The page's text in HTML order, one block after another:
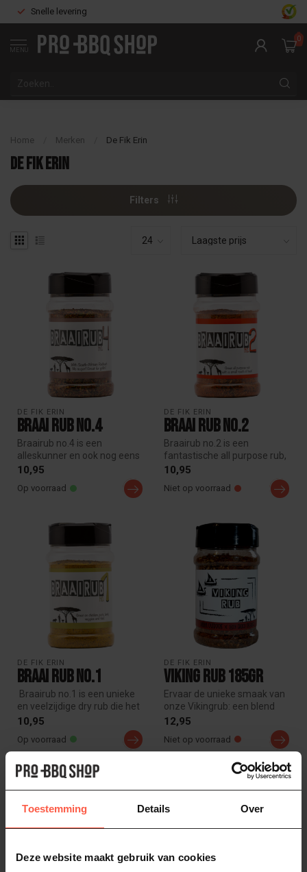
Toestemming Details Over
Deze website maakt gebruik van cookies
Snelle levering
MENU
0
Home Merken De Fik Erin
De Fik Erin
Filters
DE FIK ERIN
Braai Rub No.4
Braairub no.4 is een
alleskunner en ook nog eens
suikervrij. Het
10,95
Op voorraad
DE FIK ERIN
Braai Rub No.2
Braairub no.2 is een
fantastische all purpose rub,
de basis van deze rub is
10,95
Niet op voorraad
DE FIK ERIN
Braai Rub No.1
Braairub no.1 is een unieke
en veelzijdige dry rub die het
heerlijk doet op var...
10,95
Op voorraad
DE FIK ERIN
Viking rub 185gr
Ervaar de unieke smaak van
onze Vikingrub: een blend
van gerookt Deens zeezout,
12,95
Niet op voorraad